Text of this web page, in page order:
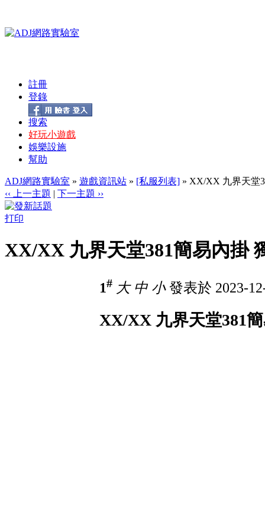
註冊
登錄
搜索
好玩小遊戲
娛樂設施
幫助
ADJ網路實驗室 » 遊戲資訊站 » [私服列表] » XX/XX 九界天堂
‹‹ 上一主題 | 下一主題 ››
打印
XX/XX 九界天堂381簡易內掛
1# 大 中 小發表於 2023-
XX/XX 九界天堂381